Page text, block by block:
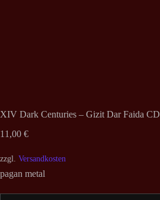
XIV Dark Centuries – Gizit Dar Faida CD
11,00 €
zzgl. Versandkosten
pagan metal